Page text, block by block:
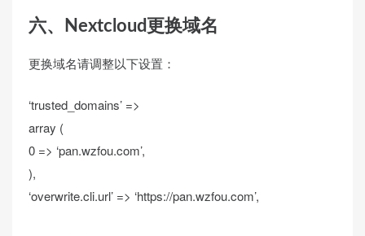
六、Nextcloud更换域名
更换域名请调整以下设置：
‘trusted_domains’ =>
array (
0 => ‘pan.wzfou.com’,
),
‘overwrite.cli.url’ => ‘https://pan.wzfou.com’,